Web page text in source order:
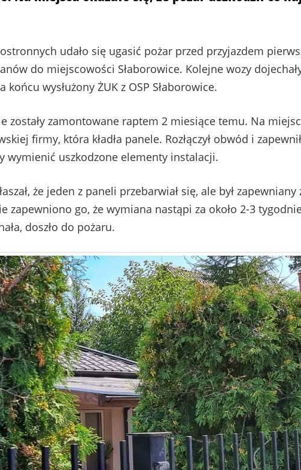
udało się ugasić pożar przed przyjazdem
do miejscowości Słaborowice. Kolejne wozy
wysłużony ŻUK z OSP Słaborowice.
zostały zamontowane raptem 2 miesiące temu. Na
firmy, która kładła panele. Rozłączył obwód i
wymienić uszkodzone elementy instalacji.
że jeden z paneli przebarwiał się, ale był zapewniany
zapewniono go, że wymiana nastąpi za około 2-3
doszło do pożaru.